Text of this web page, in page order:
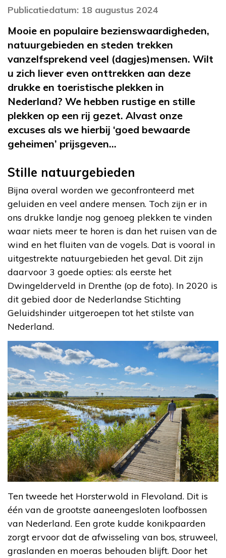
Publicatiedatum: 18 augustus 2024
Mooie en populaire bezienswaardigheden,
natuurgebieden en steden trekken
vanzelfsprekend veel (dagjes)mensen. Wilt
u zich liever even onttrekken aan deze
drukke en toeristische plekken in
Nederland? We hebben rustige en stille
plekken op een rij gezet. Alvast onze
excuses als we hierbij ‘goed bewaarde
geheimen’ prijsgeven…
Stille natuurgebieden
Bijna overal worden we geconfronteerd met
geluiden en veel andere mensen. Toch zijn er in
ons drukke landje nog genoeg plekken te vinden
waar niets meer te horen is dan het ruisen van de
wind en het fluiten van de vogels. Dat is vooral in
uitgestrekte natuurgebieden het geval. Dit zijn
daarvoor 3 goede opties: als eerste het
Dwingelderveld in Drenthe (op de foto). In 2020 is
dit gebied door de Nederlandse Stichting
Geluidshinder uitgeroepen tot het stilste van
Nederland.
Ten tweede het Horsterwold in Flevoland. Dit is
één van de grootste aaneengesloten loofbossen
van Nederland. Een grote kudde konikpaarden
zorgt ervoor dat de afwisseling van bos, struweel,
graslanden en moeras behouden blijft. Door het